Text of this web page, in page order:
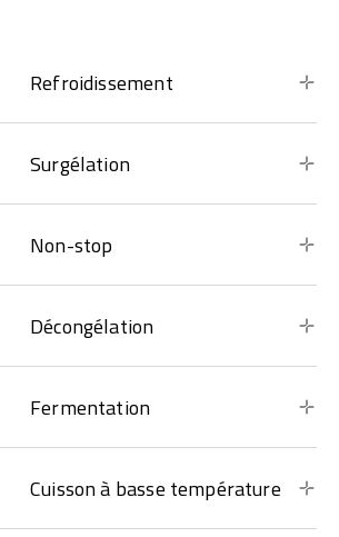
Refroidissement
Surgélation
Non-stop
Décongélation
Fermentation
Cuisson à basse température